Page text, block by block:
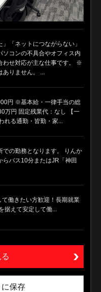
」「ネットにつながらない」
ソコンの不具合やオフィス内
わせ対応が主な仕事です。 ※
ありません。 ...
円 ※基本給・一律手当の総
万円 固定残業代：なし 【一
れる通勤・皆勤・家...
での勤務となります。 りんか
らバス10分またはJR「神田
て働きたい方歓迎！長期就業
据えて安定して働...
保存